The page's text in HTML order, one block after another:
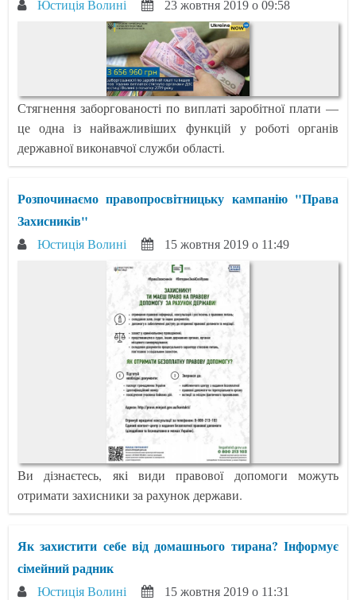
Юстиція Волині 23 жовтня 2019 о 09:58
Стягнення заборгованості по виплаті заробітної плати —
це одна із найважливіших функцій у роботі органів
державної виконавчої служби області.
Розпочинаємо правопросвітницьку кампанію "Права
Захисників"
Юстиція Волині 15 жовтня 2019 о 11:49
Ви дізнаєтесь, які види правової допомоги можуть
отримати захисники за рахунок держави.
Як захистити себе від домашнього тирана? Інформує
сімейний радник
Юстиція Волині 15 жовтня 2019 о 11:31